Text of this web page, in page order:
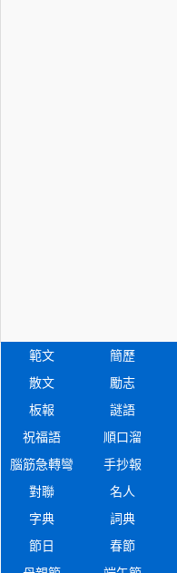
範文 簡歷
散文
勵志
板報
謎語
祝福語
順口溜
腦筋急轉彎
手抄報
對聯
名人
字典
詞典
節日
春節